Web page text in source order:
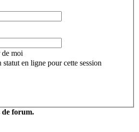
de moi
statut en ligne pour cette session
de forum.